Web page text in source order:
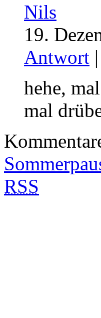
Nils
19.
Antwort |
hehe,
mal
RSS